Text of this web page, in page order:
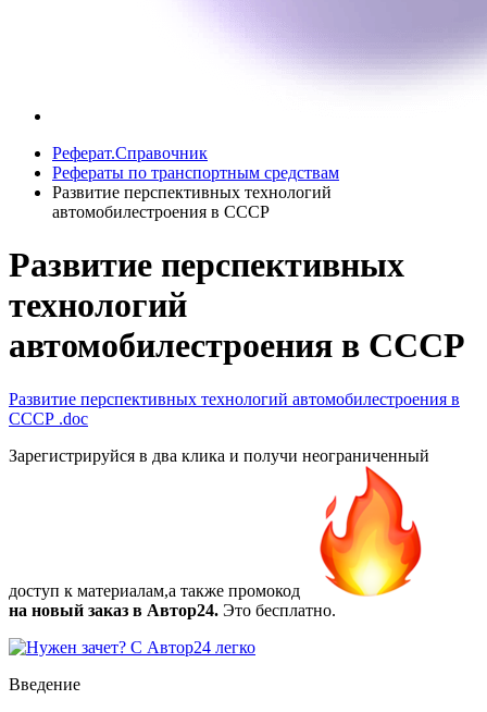
Реферат.Справочник
Рефераты по транспортным средствам
Развитие перспективных технологий
автомобилестроения в СССР
Развитие перспективных
технологий
автомобилестроения в СССР
Развитие перспективных технологий автомобилестроения в
СССР .doc
Зарегистрируйся в два клика и получи неограниченный
доступ к материалам,а также промокод
на новый заказ в Автор24. Это бесплатно.
Введение